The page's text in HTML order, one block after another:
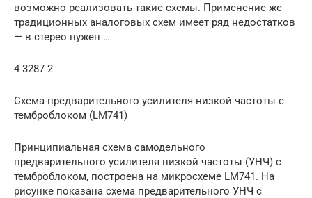
возможно реализовать такие схемы. Применение же
традиционных аналоговых схем имеет ряд недостатков
— в стерео нужен …
4 3287 2
Схема предварительного усилителя низкой частоты с
темброблоком (LM741)
Принципиальная схема самодельного
предварительного усилителя низкой частоты (УНЧ) с
темброблоком, построена на микросхеме LM741. На
рисунке показана схема предварительного УНЧ с